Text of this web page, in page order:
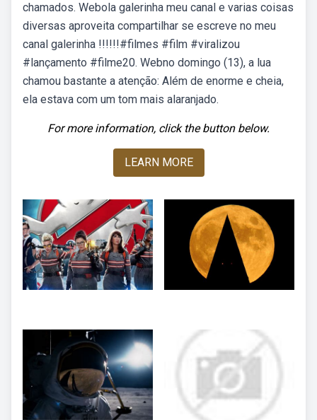
chamados. Webola galerinha meu canal e varias coisas
diversas aproveita compartilhar se escreve no meu
canal galerinha !!!!!!#filmes #film #viralizou
#lançamento #filme20. Webno domingo (13), a lua
chamou bastante a atenção: Além de enorme e cheia,
ela estava com um tom mais alaranjado.
For more information, click the button below.
LEARN MORE